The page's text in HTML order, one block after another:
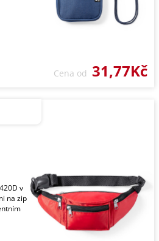
Cena od 31,77Kč
v
na zip